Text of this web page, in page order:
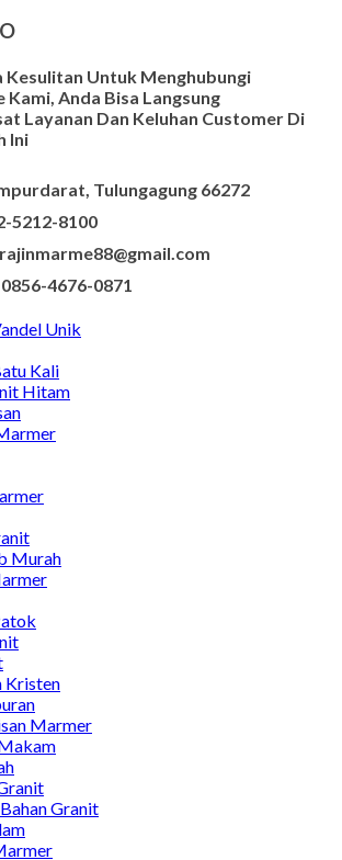
Kesulitan Untuk Menghubungi
Anda Bisa Langsung
Layanan Dan Keluhan Customer Di
Ini
Tulungagung 66272
5212-8100
4676-0871
Unik
Kali
Hitam
Murah
Kristen
Marmer
Granit